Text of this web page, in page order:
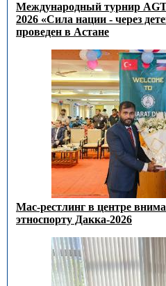
Международный турнир
2026 «Сила нации - через
проведен в Астане
Мас-рестлинг в центре
этноспорту Дакка-2026